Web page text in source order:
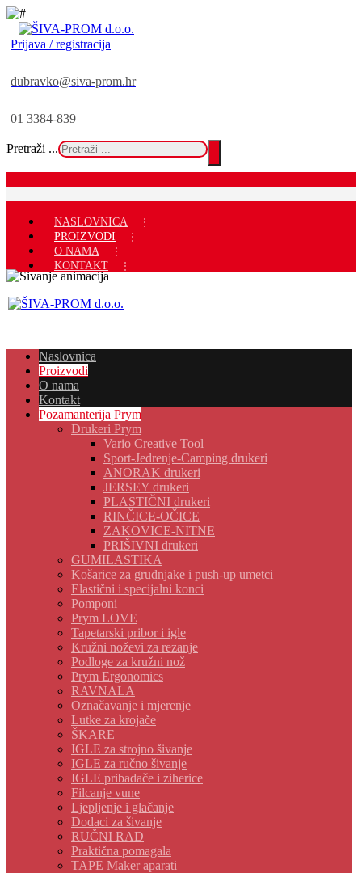
Prijava / registracija
dubravko@siva-prom.hr
01 3384-839
Pretraži ...
NASLOVNICA
PROIZVODI
O NAMA
KONTAKT
Naslovnica
Proizvodi
O nama
Kontakt
Pozamanterija Prym
Drukeri Prym
Vario Creative Tool
Sport-Jedrenje-Camping drukeri
ANORAK drukeri
JERSEY drukeri
PLASTIČNI drukeri
RINČICE-OČICE
ZAKOVICE-NITNE
PRIŠIVNI drukeri
GUMILASTIKA
Košarice za grudnjake i push-up umetci
Elastični i specijalni konci
Pomponi
Prym LOVE
Tapetarski pribor i igle
Kružni noževi za rezanje
Podloge za kružni nož
Prym Ergonomics
RAVNALA
Označavanje i mjerenje
Lutke za krojače
ŠKARE
IGLE za strojno šivanje
IGLE za ručno šivanje
IGLE pribadače i ziherice
Filcanje vune
Ljepljenje i glačanje
Dodaci za šivanje
RUČNI RAD
Praktična pomagala
TAPE Maker aparati